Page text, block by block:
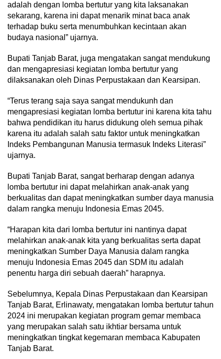
adalah dengan lomba bertutur yang kita laksanakan
sekarang, karena ini dapat menarik minat baca anak
terhadap buku serta menumbuhkan kecintaan akan
budaya nasional” ujarnya.
Bupati Tanjab Barat, juga mengatakan sangat mendukung
dan mengapresiasi kegiatan lomba bertutur yang
dilaksanakan oleh Dinas Perpustakaan dan Kearsipan.
“Terus terang saja saya sangat mendukunh dan
mengapresiasi kegiatan lomba bertutur ini karena kita tahu
bahwa pendidikan itu harus didukung oleh semua pihak
karena itu adalah salah satu faktor untuk meningkatkan
Indeks Pembangunan Manusia termasuk Indeks Literasi”
ujarnya.
Bupati Tanjab Barat, sangat berharap dengan adanya
lomba bertutur ini dapat melahirkan anak-anak yang
berkualitas dan dapat meningkatkan sumber daya manusia
dalam rangka menuju Indonesia Emas 2045.
“Harapan kita dari lomba bertutur ini nantinya dapat
melahirkan anak-anak kita yang berkualitas serta dapat
meningkatkan Sumber Daya Manusia dalam rangka
menuju Indonesia Emas 2045 dan SDM itu adalah
penentu harga diri sebuah daerah” harapnya.
Sebelumnya, Kepala Dinas Perpustakaan dan Kearsipan
Tanjab Barat, Erlinawaty, mengatakan lomba bertutur tahun
2024 ini merupakan kegiatan program gemar membaca
yang merupakan salah satu ikhtiar bersama untuk
meningkatkan tingkat kegemaran membaca Kabupaten
Tanjab Barat.